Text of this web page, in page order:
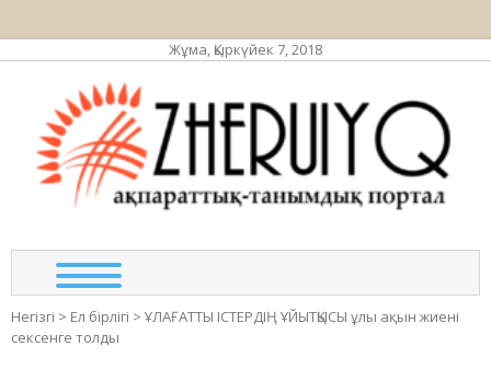
Жұма, Қыркүйек 7, 2018
Негізгі > Ел бірлігі > ҰЛАҒАТТЫ ІСТЕРДІҢ ҰЙЫТҚЫСЫ ұлы ақын жиені
сексенге толды